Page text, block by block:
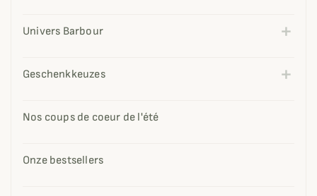
Univers Barbour
Geschenkkeuzes
Nos coups de coeur de l'été
Onze bestsellers